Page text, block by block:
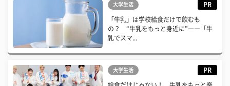
大学生活 PR
「牛乳」は学校給食だけで飲むも
の？ “牛乳をもっと身近に”――「牛
乳でスマ...
大学生活 PR